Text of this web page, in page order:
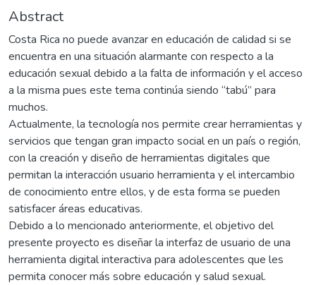
Abstract
Costa Rica no puede avanzar en educación de calidad si se
encuentra en una situación alarmante con respecto a la
educación sexual debido a la falta de información y el acceso
a la misma pues este tema continúa siendo “tabú” para
muchos.
Actualmente, la tecnología nos permite crear herramientas y
servicios que tengan gran impacto social en un país o región,
con la creación y diseño de herramientas digitales que
permitan la interacción usuario herramienta y el intercambio
de conocimiento entre ellos, y de esta forma se pueden
satisfacer áreas educativas.
Debido a lo mencionado anteriormente, el objetivo del
presente proyecto es diseñar la interfaz de usuario de una
herramienta digital interactiva para adolescentes que les
permita conocer más sobre educación y salud sexual.